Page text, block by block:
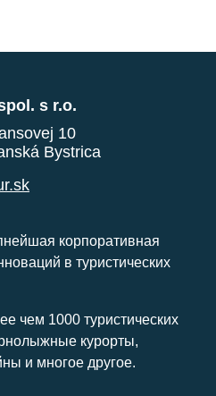
s r.o.
10
Bystrica
корпоративная
в туристических
чем 1000 туристических
курорты,
и многое другое.